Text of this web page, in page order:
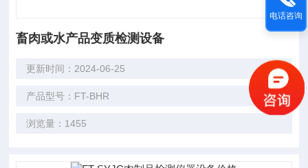
畜肉或水产品变质检测设备
更新时间：2024-06-25
产品型号：FT-BHR
浏览量：1455
电话咨询